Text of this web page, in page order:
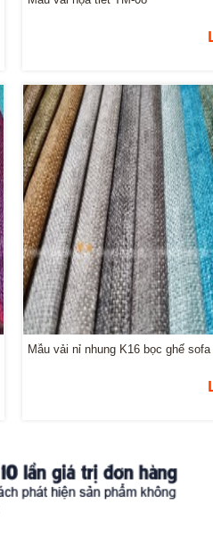
Mẫu vải nỉ nhung K16 bọc ghế sofa